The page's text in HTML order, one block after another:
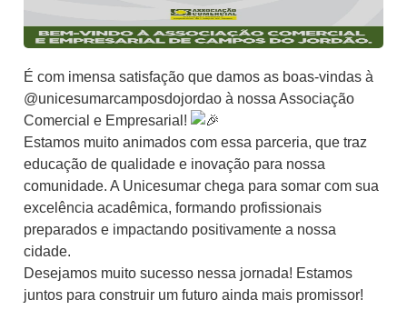
É com imensa satisfação que damos as boas-vindas à
@unicesumarcamposdojordao à nossa Associação
Comercial e Empresarial!
Estamos muito animados com essa parceria, que traz
educação de qualidade e inovação para nossa
comunidade. A Unicesumar chega para somar com sua
excelência acadêmica, formando profissionais
preparados e impactando positivamente a nossa
cidade.
Desejamos muito sucesso nessa jornada! Estamos
juntos para construir um futuro ainda mais promissor!